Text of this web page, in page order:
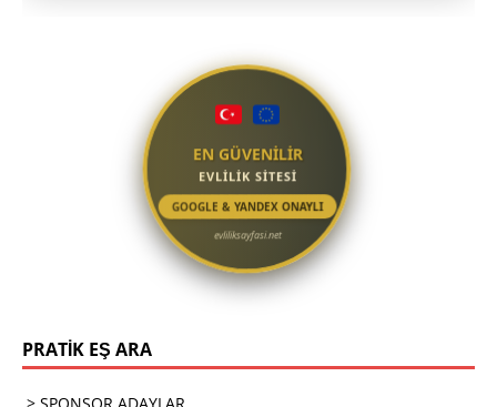
EN GÜVENİLİR
EVLİLİK SİTESİ
GOOGLE & YANDEX ONAYLI
evliliksayfasi.net
PRATİK EŞ ARA
.> SPONSOR ADAYLAR